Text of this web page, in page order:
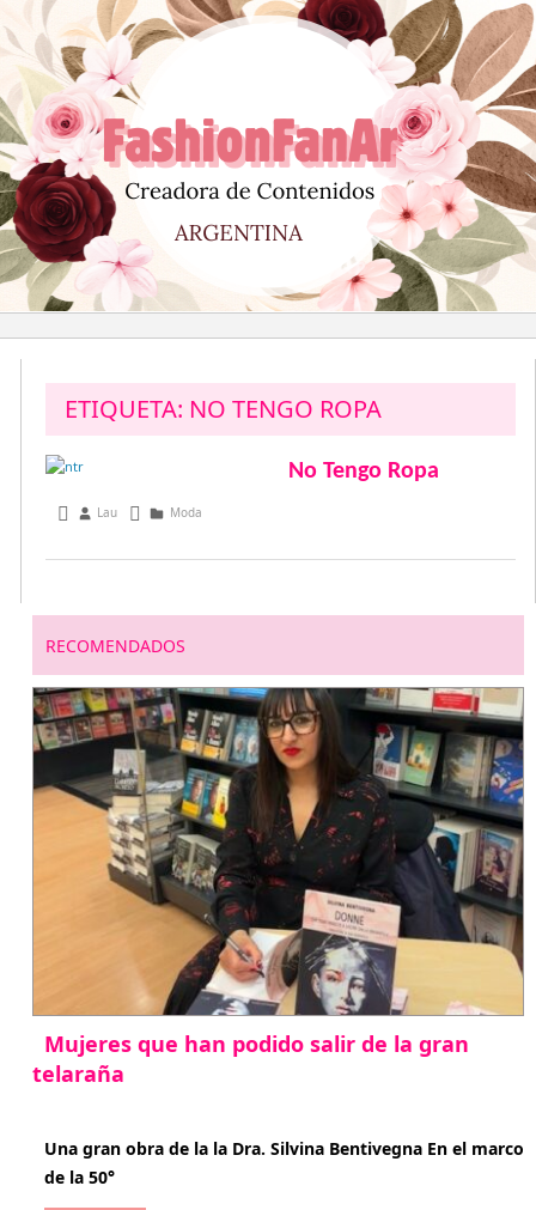
al
contenido
ETIQUETA: NO TENGO ROPA
No Tengo Ropa
julio 1, 2013
Lau Moda
RECOMENDADOS
Mujeres que han podido salir de la gran
telaraña
Una gran obra de la la Dra. Silvina Bentivegna En el marco
de la 50°